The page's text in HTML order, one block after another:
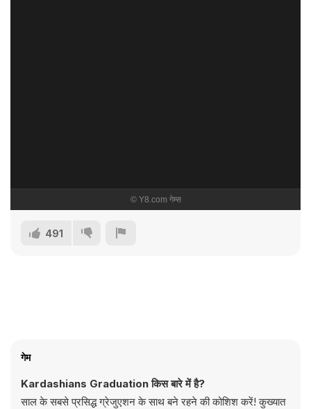
491
गेम
Kardashians Graduation किस बारे में है?
साल के सबसे प्रसिद्ध ग्रेजुएशन के साथ बने रहने की कोशिश करें! कुख्यात